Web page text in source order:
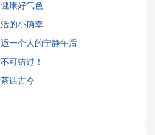
康好气色
的小确幸
一个人的宁静午后
可错过！
话古今